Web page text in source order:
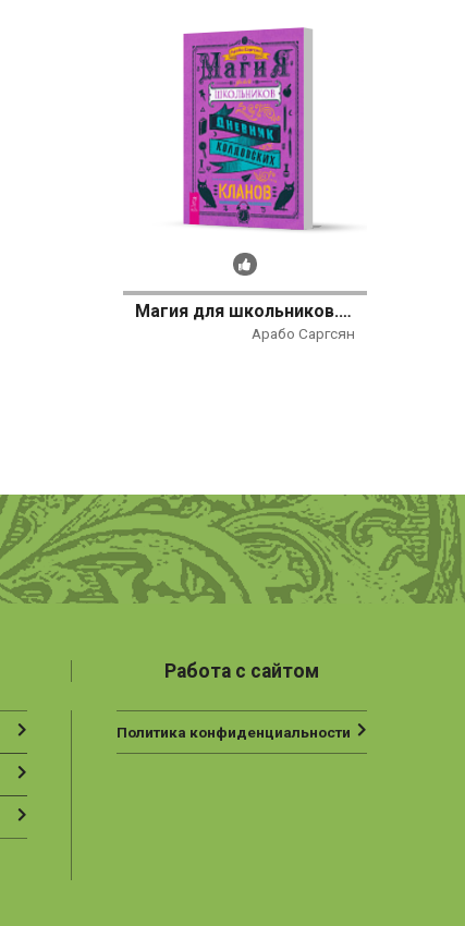
Рекомендуем
Магия для школьников. Дневник колдовских кланов
Арабо Саргсян
Работа с сайтом
Политика конфиденциальности